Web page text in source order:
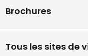
Brochures
Tous les sites de